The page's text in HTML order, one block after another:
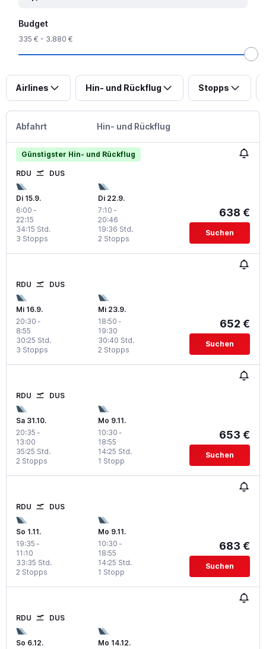
Budget
335 € - 3.880 €
Airlines Hin- und Rückflug Stopps
Abfahrt Hin- und Rückflug
Günstigster Hin- und Rückflug
RDU DUS
Di 15.9.
6:00 -
22:15
3 Stopps
34:15 Std.
Di 22.9.
7:10 -
20:46
2 Stopps
19:36 Std.
638 €
Suchen
RDU DUS
Mi 16.9.
20:30 -
8:55
3 Stopps
30:25 Std.
Mi 23.9.
18:50 -
19:30
2 Stopps
30:40 Std.
652 €
Suchen
RDU DUS
Sa 31.10.
20:35 -
13:00
2 Stopps
35:25 Std.
Mo 9.11.
10:30 -
18:55
1 Stopp
14:25 Std.
653 €
Suchen
RDU DUS
So 1.11.
19:35 -
11:10
2 Stopps
33:35 Std.
Mo 9.11.
10:30 -
18:55
1 Stopp
14:25 Std.
683 €
Suchen
RDU DUS
So 6.12.
Mo 14.12.